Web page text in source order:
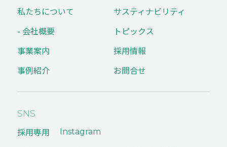
私たちについて
- 会社概要
事業案内
事例紹介
サスティナビリティ
トピックス
採用情報
お問合せ
SNS
採用専用 Instagram